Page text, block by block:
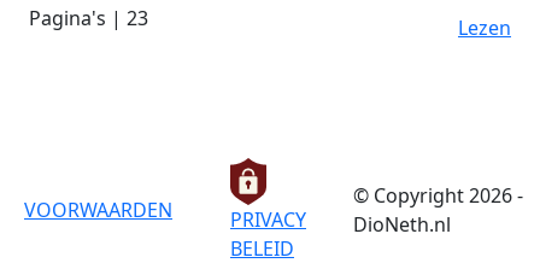
Pagina's | 23
Lezen
VOORWAARDEN
PRIVACY
BELEID
© Copyright 2026 -
DioNeth.nl